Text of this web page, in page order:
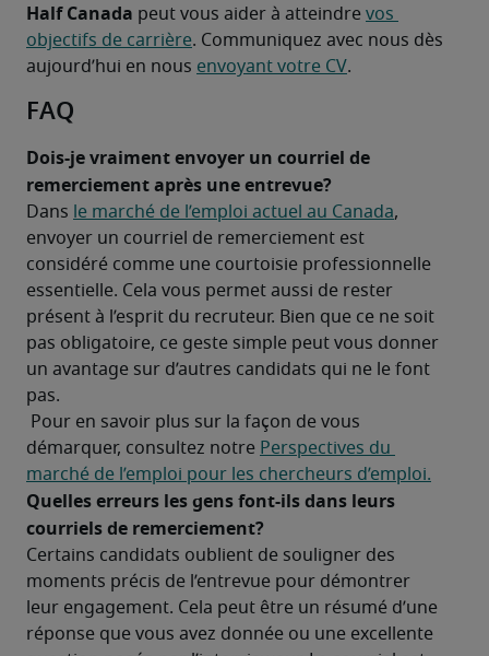
Half Canada peut vous aider à atteindre vos
objectifs de carrière. Communiquez avec nous dès
aujourd’hui en nous envoyant votre CV.
FAQ
Dois-je vraiment envoyer un courriel de
remerciement après une entrevue?
Dans le marché de l’emploi actuel au Canada,
envoyer un courriel de remerciement est
considéré comme une courtoisie professionnelle
essentielle. Cela vous permet aussi de rester
présent à l’esprit du recruteur. Bien que ce ne soit
pas obligatoire, ce geste simple peut vous donner
un avantage sur d’autres candidats qui ne le font
pas.
démarquer, consultez notre Perspectives du
marché de l’emploi pour les chercheurs d’emploi.
Quelles erreurs les gens font-ils dans leurs
courriels de remerciement?
Certains candidats oublient de souligner des
moments précis de l’entrevue pour démontrer
leur engagement. Cela peut être un résumé d’une
réponse que vous avez donnée ou une excellente